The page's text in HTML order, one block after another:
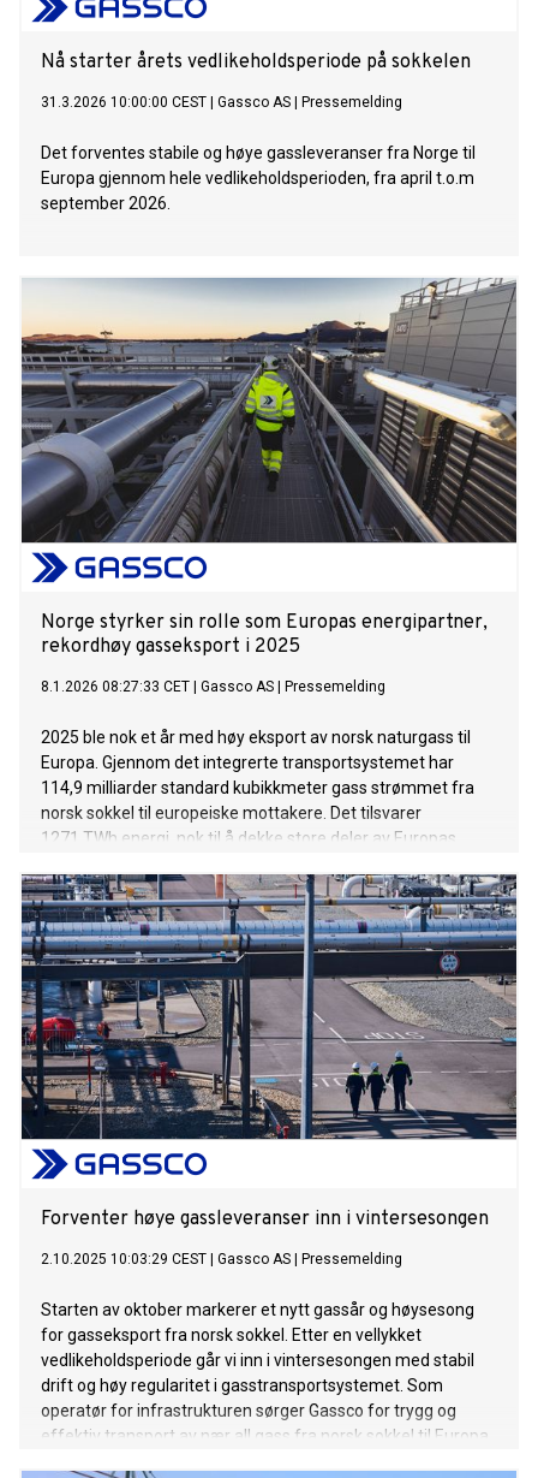
Nå starter årets vedlikeholdsperiode på sokkelen
31.3.2026 10:00:00 CEST Gassco AS Pressemelding
Det forventes stabile og høye gassleveranser fra Norge til
Europa gjennom hele vedlikeholdsperioden, fra april t.o.m
september 2026.
Norge styrker sin rolle som Europas energipartner,
rekordhøy gasseksport i 2025
8.1.2026 08:27:33 CET Gassco AS Pressemelding
2025 ble nok et år med høy eksport av norsk naturgass til
Europa. Gjennom det integrerte transportsystemet har
114,9 milliarder standard kubikkmeter gass strømmet fra
norsk sokkel til europeiske mottakere. Det tilsvarer
1271 TWh energi, nok til å dekke store deler av Europas
Forventer høye gassleveranser inn i vintersesongen
2.10.2025 10:03:29 CEST Gassco AS Pressemelding
Starten av oktober markerer et nytt gassår og høysesong
for gasseksport fra norsk sokkel. Etter en vellykket
vedlikeholdsperiode går vi inn i vintersesongen med stabil
drift og høy regularitet i gasstransportsystemet. Som
operatør for infrastrukturen sørger Gassco for trygg og
effektiv transport av nær all gass fra norsk sokkel til Europa.